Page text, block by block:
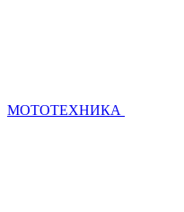
МОТОТЕХНИКА